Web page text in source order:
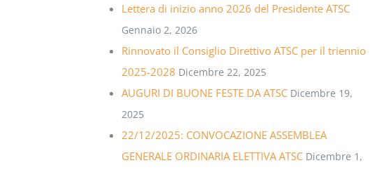
Lettera di inizio anno 2026 del Presidente ATSC
Gennaio 2, 2026
Rinnovato il Consiglio Direttivo ATSC per il triennio
2025-2028 Dicembre 22, 2025
AUGURI DI BUONE FESTE DA ATSC Dicembre 19,
2025
22/12/2025: CONVOCAZIONE ASSEMBLEA
GENERALE ORDINARIA ELETTIVA ATSC Dicembre 1,